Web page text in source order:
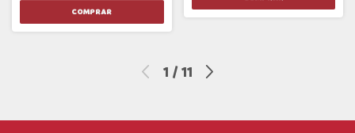
1 / 11